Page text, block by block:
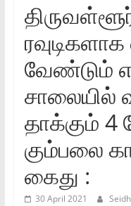
வேண்டும்
சாலையில்
தாக்கும்
‌கும்பலை‌
கைது :
30 April 2021